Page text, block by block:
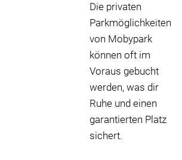
Die privaten
Parkmöglichkeiten
von Mobypark
können oft im
Voraus gebucht
werden, was dir
Ruhe und einen
garantierten Platz
sichert.